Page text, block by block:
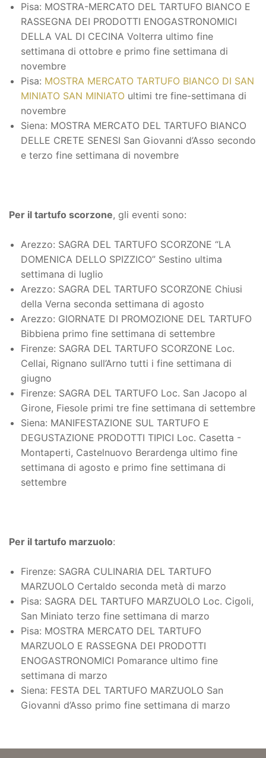
Pisa: MOSTRA-MERCATO DEL TARTUFO BIANCO E
RASSEGNA DEI PRODOTTI ENOGASTRONOMICI
DELLA VAL DI CECINA Volterra ultimo fine
settimana di ottobre e primo fine settimana di
novembre
Pisa: MOSTRA MERCATO TARTUFO BIANCO DI SAN
MINIATO SAN MINIATO ultimi tre fine-settimana di
novembre
Siena: MOSTRA MERCATO DEL TARTUFO BIANCO
DELLE CRETE SENESI San Giovanni d’Asso secondo
e terzo fine settimana di novembre
Per il tartufo scorzone, gli eventi sono:
Arezzo: SAGRA DEL TARTUFO SCORZONE “LA
DOMENICA DELLO SPIZZICO” Sestino ultima
settimana di luglio
Arezzo: SAGRA DEL TARTUFO SCORZONE Chiusi
della Verna seconda settimana di agosto
Arezzo: GIORNATE DI PROMOZIONE DEL TARTUFO
Bibbiena primo fine settimana di settembre
Firenze: SAGRA DEL TARTUFO SCORZONE Loc.
Cellai, Rignano sull’Arno tutti i fine settimana di
giugno
Firenze: SAGRA DEL TARTUFO Loc. San Jacopo al
Girone, Fiesole primi tre fine settimana di settembre
Siena: MANIFESTAZIONE SUL TARTUFO E
DEGUSTAZIONE PRODOTTI TIPICI Loc. Casetta -
Montaperti, Castelnuovo Berardenga ultimo fine
settimana di agosto e primo fine settimana di
settembre
Per il tartufo marzuolo:
Firenze: SAGRA CULINARIA DEL TARTUFO
MARZUOLO Certaldo seconda metà di marzo
Pisa: SAGRA DEL TARTUFO MARZUOLO Loc. Cigoli,
San Miniato terzo fine settimana di marzo
Pisa: MOSTRA MERCATO DEL TARTUFO
MARZUOLO E RASSEGNA DEI PRODOTTI
ENOGASTRONOMICI Pomarance ultimo fine
settimana di marzo
Siena: FESTA DEL TARTUFO MARZUOLO San
Giovanni d’Asso primo fine settimana di marzo